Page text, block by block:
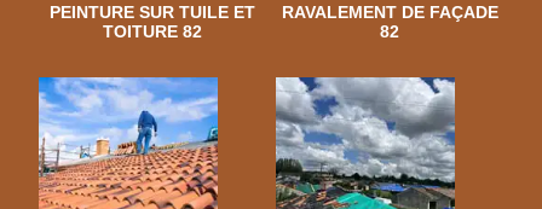
PEINTURE SUR TUILE ET
TOITURE 82
RAVALEMENT DE FAÇADE
82